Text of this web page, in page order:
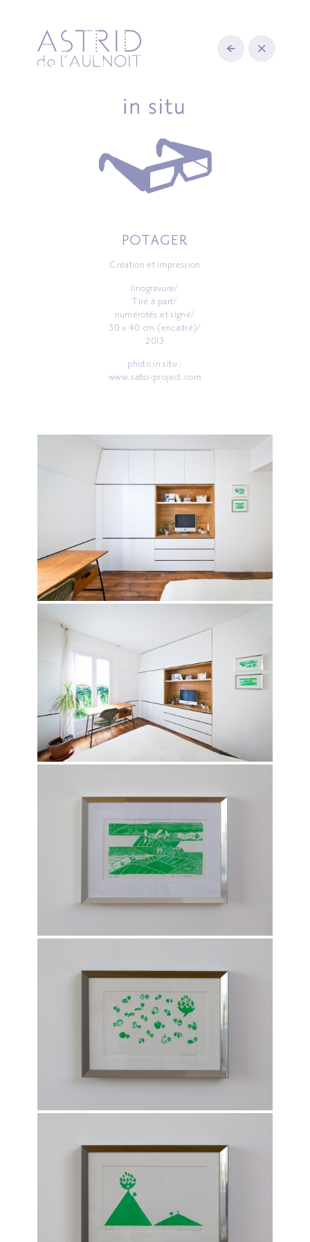
POTAGER
Création et impression
linogravure/
Tiré à part/
numérotés et signé/
30 x 40 cm (encadré)/
2013
photo in situ :
www.sabo-project.com